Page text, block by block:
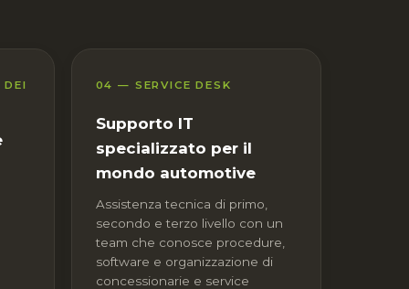
04 — SERVICE DESK
Supporto IT
specializzato per il
mondo automotive
Assistenza tecnica di primo,
secondo e terzo livello con un
team che conosce procedure,
software e organizzazione di
concessionarie e service